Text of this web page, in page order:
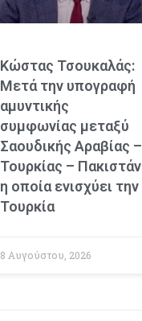
Κώστας Τσουκαλάς:
Μετά την υπογραφή
αμυντικής
συμφωνίας μεταξύ
Σαουδικής Αραβίας –
Τουρκίας – Πακιστάν
η οποία ενισχύει την
Τουρκία
8 Αυγούστου, 2026